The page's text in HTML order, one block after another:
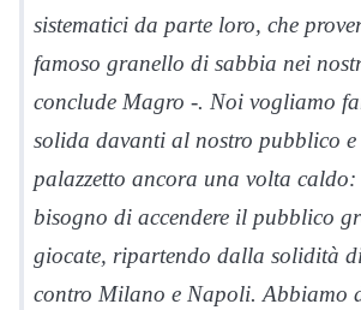
sistematici da parte loro, che
famoso granello di sabbia nei
conclude Magro -. Noi vogliamo
solida davanti al nostro pubblico e
palazzetto ancora una volta
bisogno di accendere il pubblico
giocate, ripartendo dalla solidità
contro Milano e Napoli. Abbiamo